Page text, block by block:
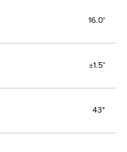
16.0°
±1.5°
43"